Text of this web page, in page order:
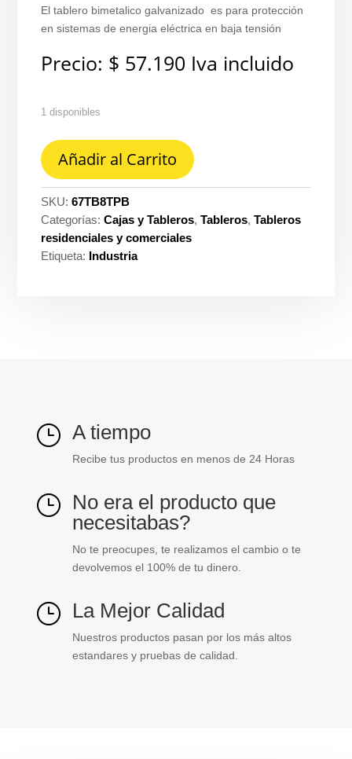
El tablero bimetalico galvanizado es para protección
en sistemas de energia eléctrica en baja tensión
Precio: $ 57.190 Iva incluido
1 disponibles
Tablero
bimetalico
galvanizado
t.plástica
08
ctos
2
Añadir al Carrito
SKU:67TB8TPB
Categorías:Cajas y Tableros,Tableros,Tableros
residenciales y comerciales
Etiqueta: Industria
} A tiempo
Recibe tus productos en menos de 24 Horas
} No era el producto que
necesitabas?
No te preocupes, te realizamos el cambio o te
devolvemos el 100% de tu dinero.
} La Mejor Calidad
Nuestros productos pasan por los más altos
estandares y pruebas de calidad.